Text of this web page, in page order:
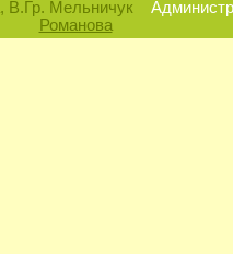
, В.Гр. Мельничук
Романова